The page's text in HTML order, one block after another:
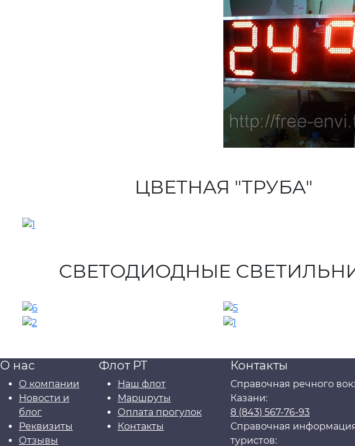
ЦВЕТНАЯ "ТРУБА"
СВЕТОДИОДНЫЕ
О нас
О компании
Новости и
блог
Реквизиты
Отзывы
Флот РТ
Наш флот
Маршруты
Оплата прогулок
Контакты
Контакты
Справочная речного
Казани:
8 (843) 567-76-93
Справочная
туристов: